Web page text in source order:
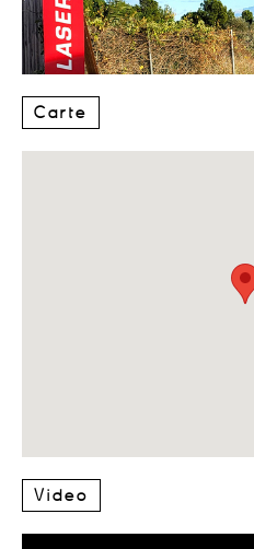
Carte
Video